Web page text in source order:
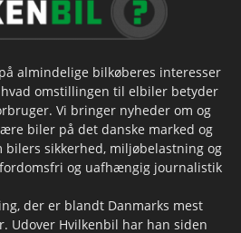
almindelige bilkøberes interesser
omstillingen til elbiler betyder
Vi bringer nyheder om og
biler på det danske marked og
sikkerhed, miljøbelastning og
og uafhængig journalistik
der er blandt Danmarks mest
Udover Hvilkenbil har han siden